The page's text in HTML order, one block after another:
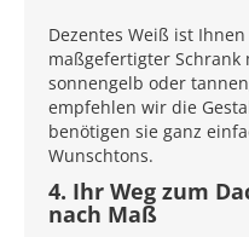
Dezentes Weiß ist
maßgefertigter Schrank
sonnengelb oder
empfehlen wir die
benötigen sie ganz
Wunschtons.
4. Ihr Weg zum
nach Maß